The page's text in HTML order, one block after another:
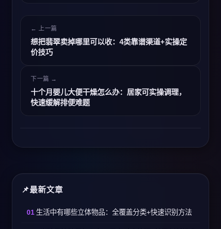
← 上一篇
想把翡翠卖掉哪里可以收：4类靠谱渠道+实操定
价技巧
下一篇 →
十个月婴儿大便干燥怎么办：居家可实操调理，
快速缓解排便难题
最新文章
生活中有哪些立体物品：全覆盖分类+快速识别方法